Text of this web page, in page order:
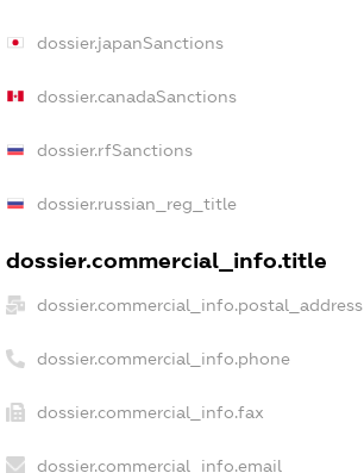
dossier.japanSanctions
dossier.canadaSanctions
dossier.rfSanctions
dossier.russian_reg_title
dossier.commercial_info.title
dossier.commercial_info.postal_address
dossier.commercial_info.phone
dossier.commercial_info.fax
dossier.commercial_info.email